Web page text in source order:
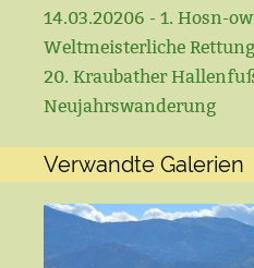
14.03.20206 - 1. Hosn-
Weltmeisterliche
20. Kraubather
Neujahrswanderung
Verwandte Galerien